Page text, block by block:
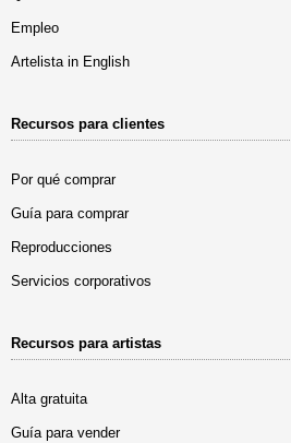
Empleo
Artelista in English
Recursos para clientes
Por qué comprar
Guía para comprar
Reproducciones
Servicios corporativos
Recursos para artistas
Alta gratuita
Guía para vender